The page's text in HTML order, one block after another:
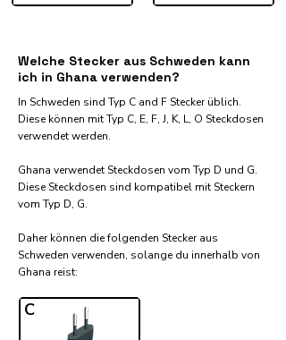
Welche Stecker aus Schweden kann
ich in Ghana verwenden?
In Schweden sind Typ C and F Stecker üblich.
Diese können mit Typ C, E, F, J, K, L, O Steckdosen
verwendet werden.
Ghana verwendet Steckdosen vom Typ D und G.
Diese Steckdosen sind kompatibel mit Steckern
vom Typ D, G.
Daher können die folgenden Stecker aus
Schweden verwenden, solange du innerhalb von
Ghana reist:​
C